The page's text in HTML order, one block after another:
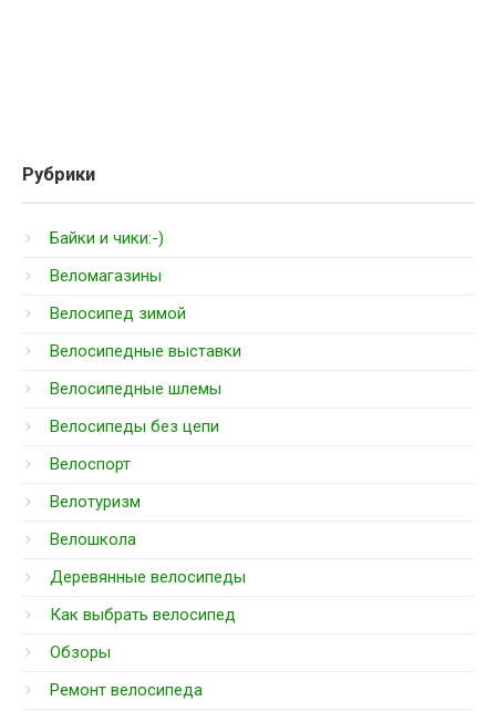
Рубрики
Байки и чики:-)
Веломагазины
Велосипед зимой
Велосипедные выставки
Велосипедные шлемы
Велосипеды без цепи
Велоспорт
Велотуризм
Велошкола
Деревянные велосипеды
Как выбрать велосипед
Обзоры
Ремонт велосипеда